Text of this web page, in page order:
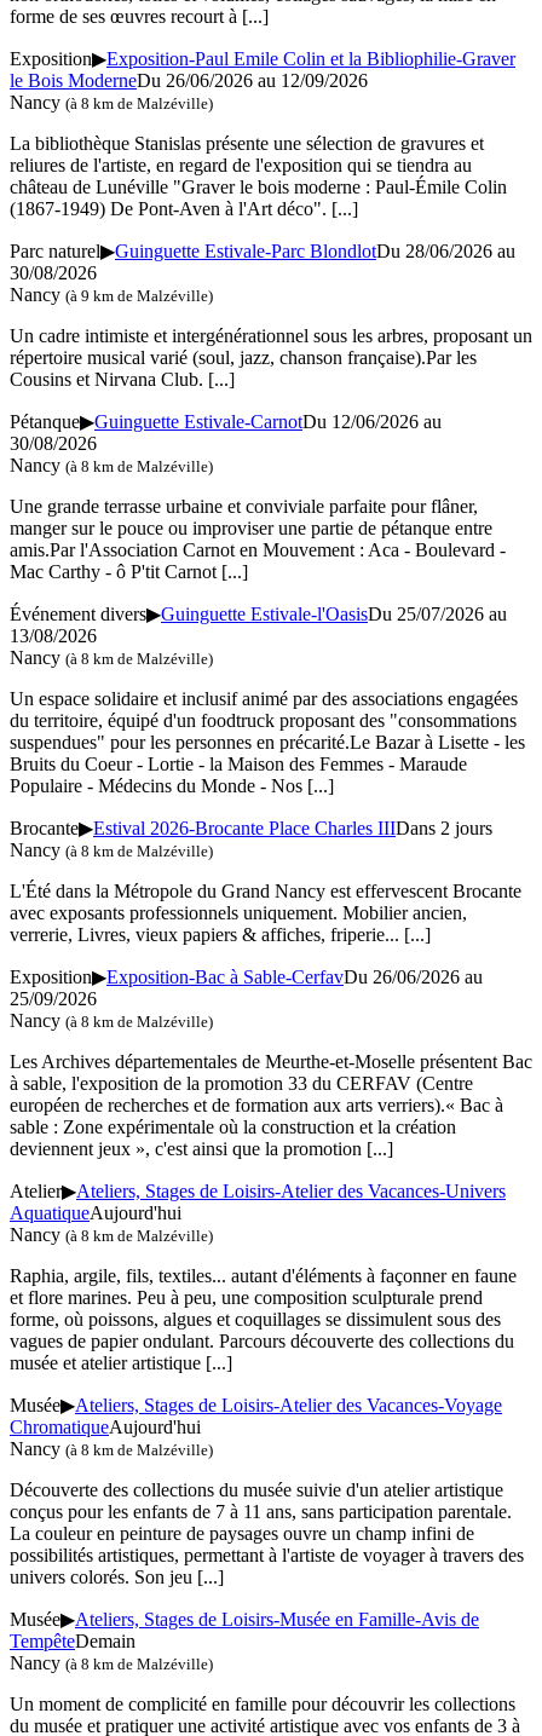
forme de ses œuvres recourt à [...]
Exposition▶Exposition-Paul Emile Colin et la Bibliophilie-Graver
le Bois ModerneDu 26/06/2026 au 12/09/2026
Nancy (à 8 km de Malzéville)
La bibliothèque Stanislas présente une sélection de gravures et
reliures de l'artiste, en regard de l'exposition qui se tiendra au
château de Lunéville "Graver le bois moderne : Paul-Émile Colin
(1867-1949) De Pont-Aven à l'Art déco". [...]
Parc naturel▶Guinguette Estivale-Parc BlondlotDu 28/06/2026 au
30/08/2026
Nancy (à 9 km de Malzéville)
Un cadre intimiste et intergénérationnel sous les arbres, proposant un
répertoire musical varié (soul, jazz, chanson française).Par les
Cousins et Nirvana Club. [...]
Pétanque▶Guinguette Estivale-CarnotDu 12/06/2026 au
30/08/2026
Nancy (à 8 km de Malzéville)
Une grande terrasse urbaine et conviviale parfaite pour flâner,
manger sur le pouce ou improviser une partie de pétanque entre
amis.Par l'Association Carnot en Mouvement : Aca - Boulevard -
Mac Carthy - ô P'tit Carnot [...]
Événement divers▶Guinguette Estivale-l'OasisDu 25/07/2026 au
13/08/2026
Nancy (à 8 km de Malzéville)
Un espace solidaire et inclusif animé par des associations engagées
du territoire, équipé d'un foodtruck proposant des "consommations
suspendues" pour les personnes en précarité.Le Bazar à Lisette - les
Bruits du Coeur - Lortie - la Maison des Femmes - Maraude
Populaire - Médecins du Monde - Nos [...]
Brocante▶Estival 2026-Brocante Place Charles IIIDans 2 jours
Nancy (à 8 km de Malzéville)
L'Été dans la Métropole du Grand Nancy est effervescent Brocante
avec exposants professionnels uniquement. Mobilier ancien,
verrerie, Livres, vieux papiers & affiches, friperie... [...]
Exposition▶Exposition-Bac à Sable-CerfavDu 26/06/2026 au
25/09/2026
Nancy (à 8 km de Malzéville)
Les Archives départementales de Meurthe-et-Moselle présentent Bac
à sable, l'exposition de la promotion 33 du CERFAV (Centre
européen de recherches et de formation aux arts verriers).« Bac à
sable : Zone expérimentale où la construction et la création
deviennent jeux », c'est ainsi que la promotion [...]
Atelier▶Ateliers, Stages de Loisirs-Atelier des Vacances-Univers
AquatiqueAujourd'hui
Nancy (à 8 km de Malzéville)
Raphia, argile, fils, textiles... autant d'éléments à façonner en faune
et flore marines. Peu à peu, une composition sculpturale prend
forme, où poissons, algues et coquillages se dissimulent sous des
vagues de papier ondulant. Parcours découverte des collections du
musée et atelier artistique [...]
Musée▶Ateliers, Stages de Loisirs-Atelier des Vacances-Voyage
ChromatiqueAujourd'hui
Nancy (à 8 km de Malzéville)
Découverte des collections du musée suivie d'un atelier artistique
conçus pour les enfants de 7 à 11 ans, sans participation parentale.
La couleur en peinture de paysages ouvre un champ infini de
possibilités artistiques, permettant à l'artiste de voyager à travers des
univers colorés. Son jeu [...]
Musée▶Ateliers, Stages de Loisirs-Musée en Famille-Avis de
TempêteDemain
Nancy (à 8 km de Malzéville)
Un moment de complicité en famille pour découvrir les collections
du musée et pratiquer une activité artistique avec vos enfants de 3 à